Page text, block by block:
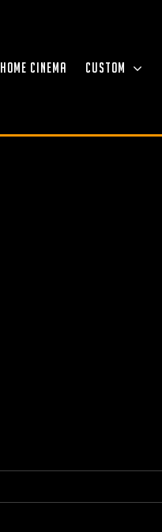
HOME CINEMA CUSTOM